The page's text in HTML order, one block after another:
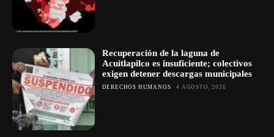
Recuperación de la laguna de
Acuitlapilco es insuficiente; colectivos
exigen detener descargas municipales
DERECHOS HUMANOS 4 AGOSTO, 2026